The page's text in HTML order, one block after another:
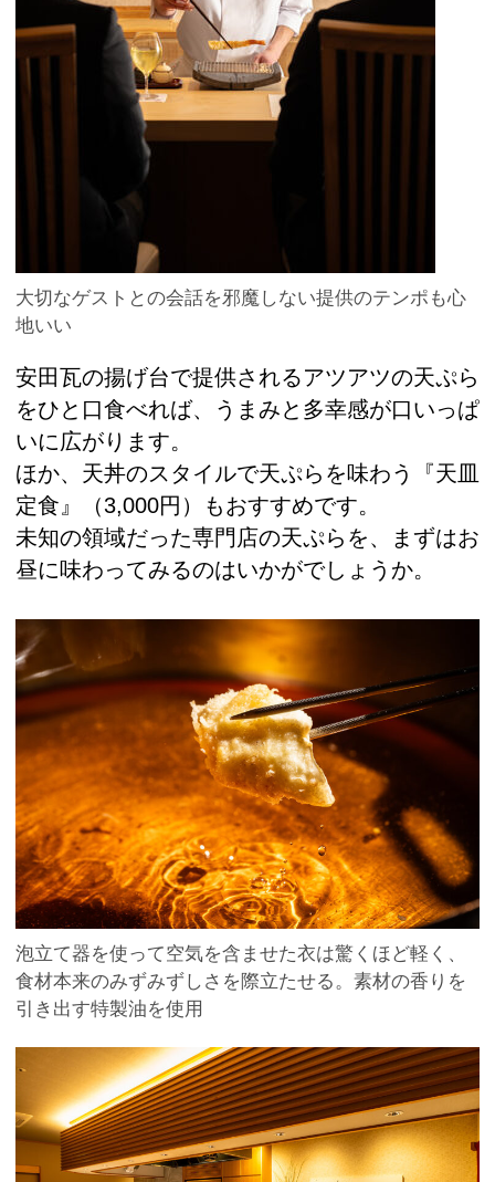
大切なゲストとの会話を邪魔しない提供のテンポも心
地いい
安田瓦の揚げ台で提供されるアツアツの天ぷら
をひと口食べれば、うまみと多幸感が口いっぱ
いに広がります。
ほか、天丼のスタイルで天ぷらを味わう『天皿
定食』（3,000円）もおすすめです。
未知の領域だった専門店の天ぷらを、まずはお
昼に味わってみるのはいかがでしょうか。
泡立て器を使って空気を含ませた衣は驚くほど軽く、
食材本来のみずみずしさを際立たせる。素材の香りを
引き出す特製油を使用